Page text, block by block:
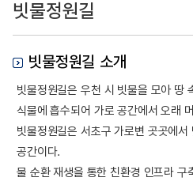
빗물정원길
빗물정원길 소개
빗물정원길은 우천 시 빗물을 모아 땅
식물에 흡수되어 가로 공간에서 오래
빗물정원길은 서초구 가로변 곳곳에
공간이다.
물 순환 재생을 통한 친환경 인프라